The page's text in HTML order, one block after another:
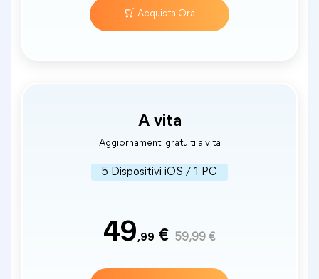
Acquista Ora
A vita
Aggiornamenti gratuiti a vita
5 Dispositivi iOS / 1 PC
49,99 € 59,99 €